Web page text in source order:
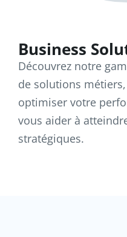
Business
Découvrez notre
de solutions
optimiser votre
vous aider à
stratégiques.